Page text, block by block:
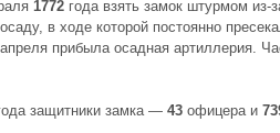
1772 года взять замок штурмом из-
в ходе которой постоянно
прибыла осадная артиллерия.
защитники замка — 43 офицера и